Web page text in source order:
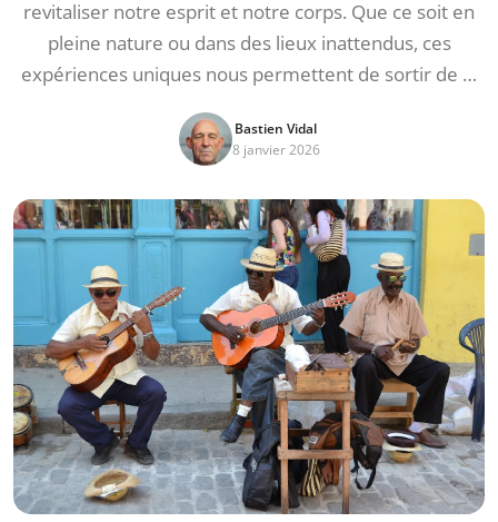
revitaliser notre esprit et notre corps. Que ce soit en
pleine nature ou dans des lieux inattendus, ces
expériences uniques nous permettent de sortir de …
Bastien Vidal
8 janvier 2026